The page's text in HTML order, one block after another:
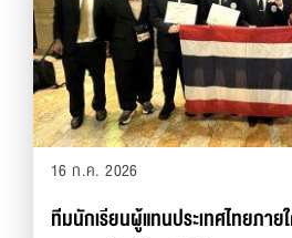
16 ก.ค. 2026
ทีมนักเรียนผู้แทนประเทศไทยภา